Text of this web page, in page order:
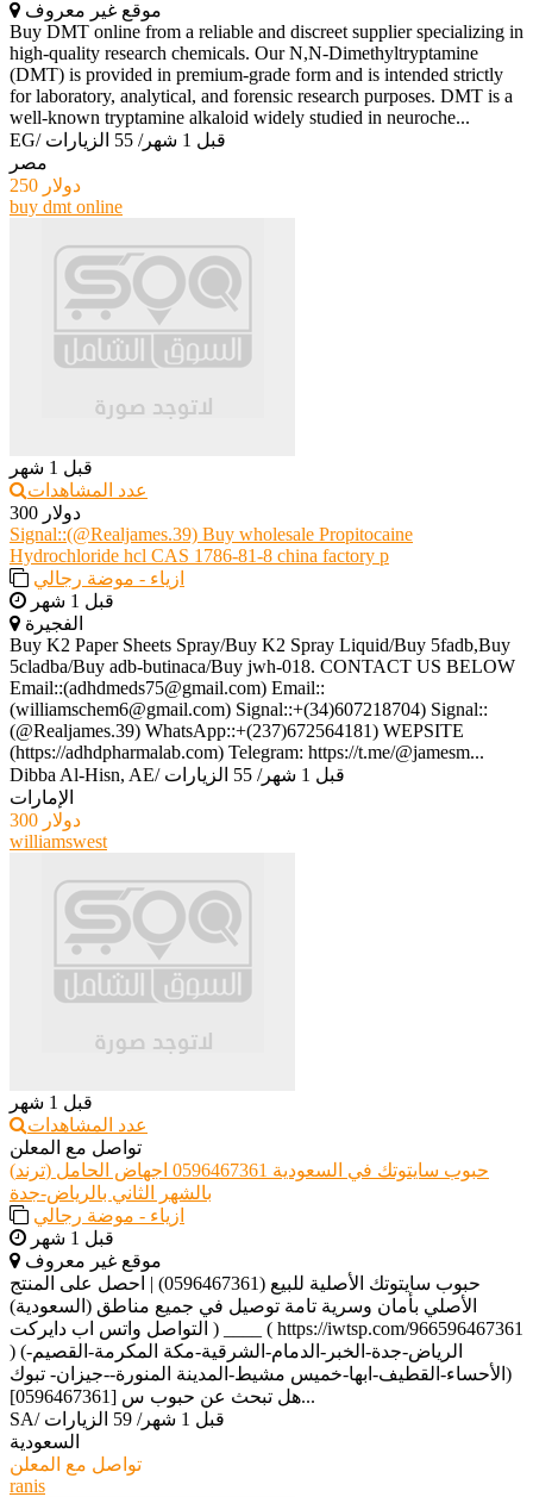
موقع غير معروف
Buy DMT online from a reliable and discreet supplier specializing in
high-quality research chemicals. Our N,N-Dimethyltryptamine
(DMT) is provided in premium-grade form and is intended strictly
for laboratory, analytical, and forensic research purposes. DMT is a
well-known tryptamine alkaloid widely studied in neuroche...
EG/ قبل 1 شهر / 55 الزيارات
مصر
250 دولار
buy dmt online
قبل 1 شهر
عدد المشاهدات
300 دولار
Signal::(@Realjames.39) Buy wholesale Propitocaine
Hydrochloride hcl CAS 1786-81-8 china factory p
ازياء - موضة رجالي
قبل 1 شهر
الفجيرة
Buy K2 Paper Sheets Spray/Buy K2 Spray Liquid/Buy 5fadb,Buy
5cladba/Buy adb-butinaca/Buy jwh-018. CONTACT US BELOW
Email::(adhdmeds75@gmail.com) Email::
(williamschem6@gmail.com) Signal::+(34)607218704) Signal::
(@Realjames.39) WhatsApp::+(237)672564181) WEPSITE
(https://adhdpharmalab.com) Telegram: https://t.me/@jamesm...
Dibba Al-Hisn, AE/ قبل 1 شهر / 55 الزيارات
الإمارات
300 دولار
williamswest
قبل 1 شهر
عدد المشاهدات
تواصل مع المعلن
(ترند) حبوب سايتوتك في السعودية 0596467361 اجهاض الحامل
بالشهر الثاني بالرياض-جدة
ازياء - موضة رجالي
قبل 1 شهر
موقع غير معروف
حبوب سايتوتك الأصلية للبيع (0596467361) | احصل على المنتج
الأصلي بأمان وسرية تامة توصيل في جميع مناطق (السعودية)
التواصل واتس اب دايركت ) ____ ( https://iwtsp.com/966596467361
) (الرياض-جدة-الخبر-الدمام-الشرقية-مكة المكرمة-القصيم-
الأحساء-القطيف-ابها-خميس مشيط-المدينة المنورة--جيزان- تبوك)
[0596467361] هل تبحث عن حبوب س...
SA/ قبل 1 شهر / 59 الزيارات
السعودية
تواصل مع المعلن
ranis